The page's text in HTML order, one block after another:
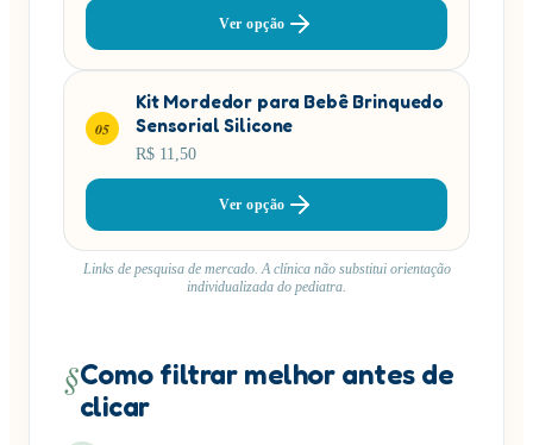
Ver opção
05
Kit Mordedor para Bebê Brinquedo
Sensorial Silicone
R$ 11,50
Ver opção
Links de pesquisa de mercado. A clínica não substitui orientação
individualizada do pediatra.
§Como filtrar melhor antes de
clicar